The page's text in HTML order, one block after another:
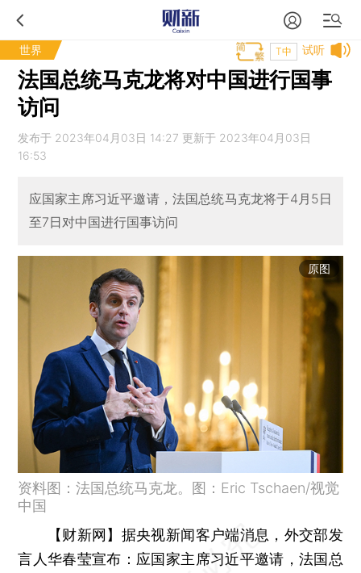
世界 试听
T中
法国总统马克龙将对中国进行国事
访问
发布于 2023年04月03日 14:27 更新于 2023年04月03日
16:53
应国家主席习近平邀请，法国总统马克龙将于4月5日
至7日对中国进行国事访问
原图
资料图：法国总统马克龙。图：Eric Tschaen/视觉
中国
【财新网】 据央视新闻客户端消息，外交部发
言人华春莹宣布：应国家主席习近平邀请，法国总